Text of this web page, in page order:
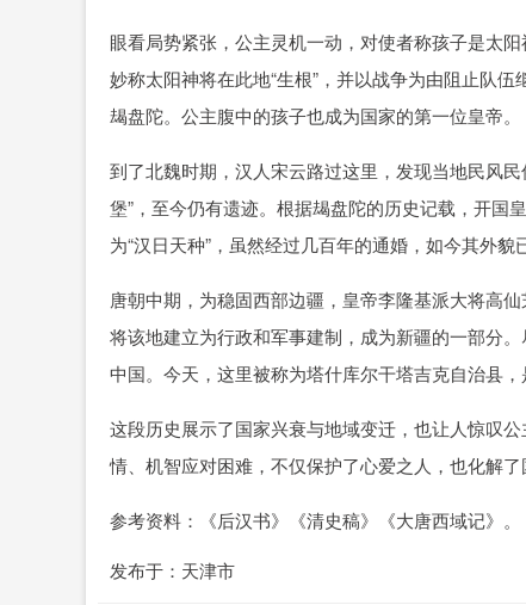
眼看局势紧张，公主灵机一动，对使者称孩子是太
妙称太阳神将在此地“生根”，并以战争为由阻止队
朅盘陀。公主腹中的孩子也成为国家的第一位皇帝。
到了北魏时期，汉人宋云路过这里，发现当地民风
堡”，至今仍有遗迹。根据朅盘陀的历史记载，开国
为“汉日天种”，虽然经过几百年的通婚，如今其外貌
唐朝中期，为稳固西部边疆，皇帝李隆基派大将高
将该地建立为行政和军事建制，成为新疆的一部分
中国。今天，这里被称为塔什库尔干塔吉克自治县，
这段历史展示了国家兴衰与地域变迁，也让人惊叹
情、机智应对困难，不仅保护了心爱之人，也化解
参考资料：《后汉书》《清史稿》《大唐西域记》。
发布于：天津市